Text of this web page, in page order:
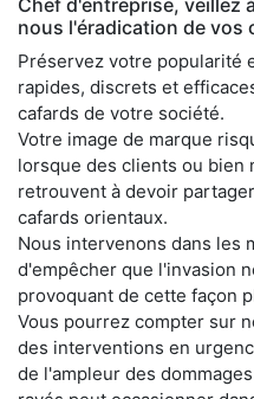
nous l'éradication de vos
Préservez votre popularité
rapides, discrets et
cafards de votre société.
Votre image de marque
lorsque des clients ou bien
retrouvent à devoir
cafards orientaux.
Nous intervenons dans les
d'empêcher que l'invasion
provoquant de cette façon
Vous pourrez compter sur
des interventions en
de l'ampleur des